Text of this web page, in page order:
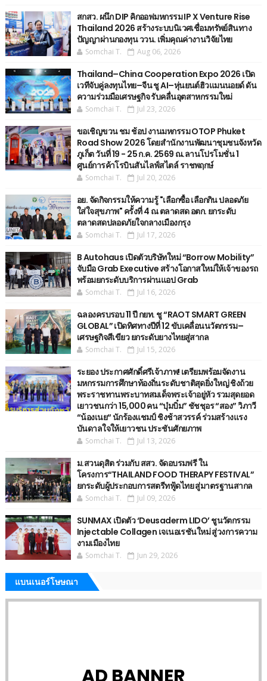
สกสว. ผนึก DIP คิกออฟมหกรรม IP X Venture Rise
Thailand 2026 สร้างระบบนิเวศเชื่อมทรัพย์สินทาง
ปัญญาผ่านกองทุน ววน. เพิ่มคุณค่างานวิจัยไทย
Somchai T. Aug 06, 2026
Thailand–China Cooperation Expo 2026 เปิด
เวทีจับคู่ลงทุนไทย–จีน ชู AI–หุ่นยนต์ฮิวแมนนอยด์ ดัน
ความร่วมมือเศรษฐกิจ รับคลื่นอุตสาหกรรมใหม่
Somchai T. Jul 23, 2026
ขอเชิญขวน ชม ช้อป งานมหกรรม OTOP Phuket
Road Show 2026 โดยสำนักงานพัฒนาชุมชนจังหวัด
ภูเก็ต วันที่ 19 - 25 ก.ค. 2569 ณ.ลานโปรโมชั่น 1
ศูนย์การค้าโรบินสันไลฟ์สไตล์ ราชพฤกษ์
Somchai T. Jul 20, 2026
อย. จัดกิจกรรมให้ความรู้ "เลือกซื้อ เลือกกิน ปลอดภัย
ใส่ใจสุขภาพ" ครั้งที่ 4 ณ ตลาดสด อตก. ยกระดับ
ตลาดสดปลอดภัยใจกลางเมืองกรุง
Somchai T. Jul 17, 2026
B Autohaus เปิดตัวบริษัทใหม่ “Borrow Mobility”
จับมือ Grab Executive สร้างโอกาสใหม่ให้เจ้าของรถ
พร้อมยกระดับบริการผ่านแอป Grab
Somchai T. Jul 16, 2026
ฉลองครบรอบ 11 ปี กยท. ชู “RAOT SMART GREEN
GLOBAL” เปิดทิศทางปีที่ 12 ขับเคลื่อนนวัตกรรม–
เศรษฐกิจสีเขียว ยกระดับยางไทยสู่สากล
Somchai T. Jul 15, 2026
ระยอง ประกาศศักดิ์ศรีเจ้าภาพ! เตรียมพร้อมจัดงาน
มหกรรมการศึกษาท้องถิ่นระดับชาติสุดยิ่งใหญ่ ชิงถ้วย
พระราชทานพระบาทสมเด็จพระเจ้าอยู่หัว รวมสุดยอด
เยาวชนกว่า 15,000 คน “บุ๋มบิ๋ม” ชัชชุอร “สอง” วิภาวี
“น้องเนย“ นักร้องแชมป์ ชิงช้าสวรรค์ ร่วมสร้างแรง
บันดาลใจให้เยาวชน ประชันศักยภาพ
Somchai T. Jul 13, 2026
ม.สวนดุสิต ร่วมกับ สสว. จัดอบรมฟรี ใน
โครงการ“THAILAND FOOD THERAPY FESTIVAL”
ยกระดับผู้ประกอบการสตรีทฟู้ดไทย สู่มาตรฐานสากล
Somchai T. Jul 09, 2026
SUNMAX เปิดตัว ‘Deusaderm LIDO’ ชูนวัตกรรม
Injectable Collagen เจเนอเรชันใหม่ สู่วงการความ
งามเมืองไทย
Somchai T. Jun 29, 2026
แบนเนอร์โษษณา